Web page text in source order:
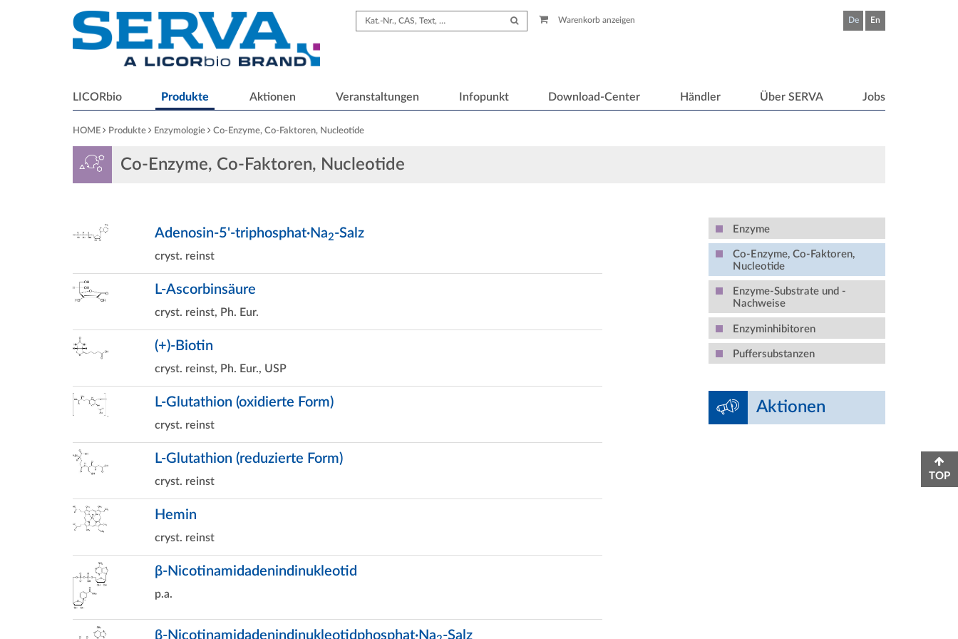
Warenkorb anzeigen De En
LICORbio Produkte Aktionen Veranstaltungen Infopunkt Download-Center Händler Über SERVA Jobs
HOME Produkte Enzymologie Co-Enzyme, Co-Faktoren, Nucleotide
Co-Enzyme, Co-Faktoren, Nucleotide
Adenosin-5'-triphosphat·Na2-Salz
cryst. reinst
L-Ascorbinsäure
cryst. reinst, Ph. Eur.
(+)-Biotin
cryst. reinst, Ph. Eur., USP
L-Glutathion (oxidierte Form)
cryst. reinst
L-Glutathion (reduzierte Form)
cryst. reinst
Hemin
cryst. reinst
β-Nicotinamidadenindinukleotid
p.a.
β-Nicotinamidadenindinukleotidphosphat·Na -Salz
Enzyme
Co-Enzyme, Co-Faktoren,
Nucleotide
Enzyme-Substrate und -
Nachweise
Enzyminhibitoren
Puffersubstanzen
Aktionen
TOP